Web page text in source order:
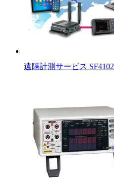
遠隔計測サービス SF4102